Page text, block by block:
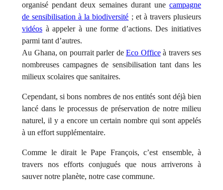
organisé pendant deux semaines durant une campagne
de sensibilisation à la biodiversité ; et à travers plusieurs
vidéos à appeler à une forme d’actions. Des initiatives
parmi tant d’autres.
Au Ghana, on pourrait parler de Eco Officeà travers ses
nombreuses campagnes de sensibilisation tant dans les
milieux scolaires que sanitaires.
Cependant, si bons nombres de nos entités sont déjà bien
lancé dans le processus de préservation de notre milieu
naturel, il y a encore un certain nombre qui sont appelés
à un effort supplémentaire.
Comme le dirait le Pape François, c’est ensemble, à
travers nos efforts conjugués que nous arriverons à
sauver notre planète, notre case commune.